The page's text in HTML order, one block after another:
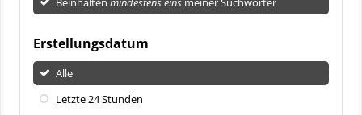
Erstellungsdatum
Alle
Letzte 24 Stunden